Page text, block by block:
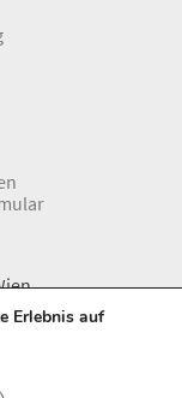
Erlebnis auf